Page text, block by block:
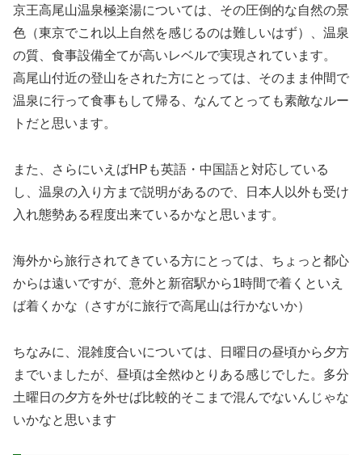
京王高尾山温泉極楽湯については、その圧倒的な自然の景
色（東京でこれ以上自然を感じるのは難しいはず）、温泉
の質、食事設備全てが高いレベルで実現されています。
高尾山付近の登山をされた方にとっては、そのまま仲間で
温泉に行って食事もして帰る、なんてとっても素敵なルー
トだと思います。
また、さらにいえばHPも英語・中国語と対応している
し、温泉の入り方まで説明があるので、日本人以外も受け
入れ態勢ある程度出来ているかなと思います。
海外から旅行されてきている方にとっては、ちょっと都心
からは遠いですが、意外と新宿駅から1時間で着くといえ
ば着くかな（さすがに旅行で高尾山は行かないか）
ちなみに、混雑度合いについては、日曜日の昼頃から夕方
までいましたが、昼頃は全然ゆとりある感じでした。多分
土曜日の夕方を外せば比較的そこまで混んでないんじゃな
いかなと思います